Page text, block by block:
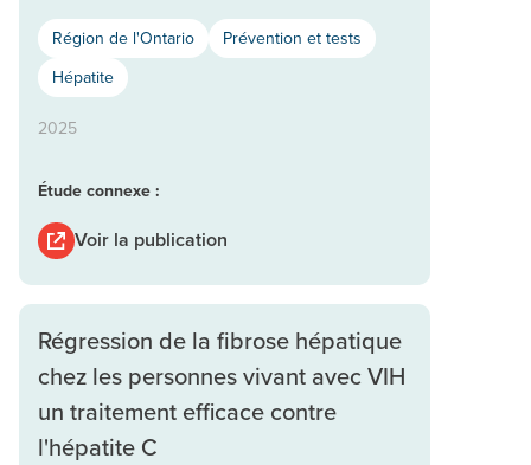
Région de l'Ontario
Prévention et tests
Hépatite
2025
Étude connexe :
Voir la publication
Régression de la fibrose hépatique
chez les personnes vivant avec VIH
un traitement efficace contre
l'hépatite C